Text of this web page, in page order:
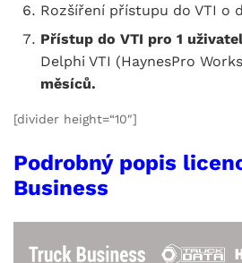
Rozšíření přístupu do VTI o
Přístup do VTI pro 1
Delphi VTI (HaynesPro
měsíců.
[divider height=“10″]
Podrobný popis
Business